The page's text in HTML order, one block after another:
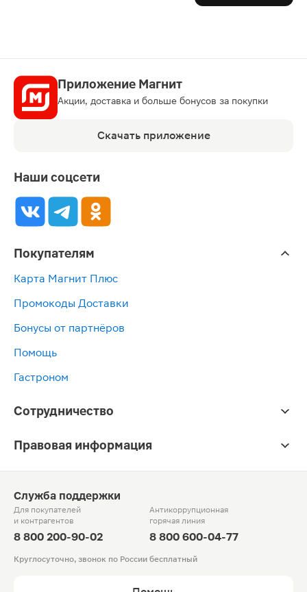
Приложение Магнит
Акции, доставка и больше бонусов за покупки
Скачать приложение
Наши соцсети
Покупателям
Карта Магнит Плюс
Промокоды Доставки
Бонусы от партнёров
Помощь
Гастроном
Сотрудничество
Правовая информация
Служба поддержки
Для покупателей
и контрагентов
8 800 200-90-02
Антикоррупционная
горячая линия
8 800 600-04-77
Круглосуточно, звонок по России бесплатный